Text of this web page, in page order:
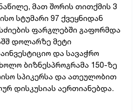
მათ შორის თითქმის 3
სტუმარი 97 ქვეყნიდან
ფარგლებში გაფორმდა
დოლარზე მეტი
და სავაჭრო
ბიზნესპროგრამა 150-ზე
სპიკერსა და ათეულობით
დისკუსიას აერთიანებდა.